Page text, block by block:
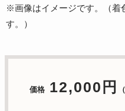
※画像はイメージです。（着
す。）
価格 12,000円